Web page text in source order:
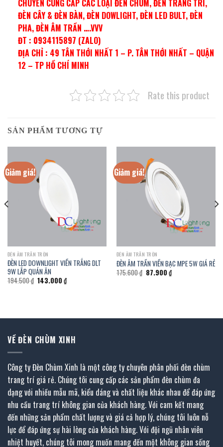
CHUYÊN CUNG CẤP CÁC LOẠI ĐÈN CHÙM, ĐÈN TRANG TRÍ,
ĐÈN CÂY & ĐÈN BÀN, ĐÈN DOWLIGHT, ĐÈN LED BULT, ĐÈN
PHA, ĐÈN ÂM TRẦN ….VVV
ĐT : 0934115897 (ZALO)
ĐỊA CHỈ : 49 TÂN THỚI NHẤT 1 – P. TÂN THỚI NHẤT – QUẬN
12 – TP HỒ CHÍ MINH
Rate this product
SẢN PHẨM TƯƠNG TỰ
Giảm giá!
ĐÈN ÂM TRẦN TRÒN
ĐÈN LED DOWNLIGHT VIỀN TRẮNG DLT
9W LẮP QUÁN ĂN
194.500₫ Giá
gốc
143.000 ₫Giá
hiện
Giảm giá!
ĐÈN ÂM TRẦN TRÒN
ĐÈN ÂM TRẦN VIỀN BẠC MPE 5W GIÁ RẺ
175.600₫ Giá
gốc
87.900 ₫Giá
hiện
VỀ ĐÈN CHÙM XINH
Công ty Đèn Chùm Xinh là một công ty chuyên phân phối đèn chùm
trang trí giá rẻ. Chúng tôi cung cấp các sản phẩm đèn chùm đa
dạng với nhiều mẫu mã, kiểu dáng và chất liệu khác nhau để đáp ứng
nhu cầu trang trí không gian của khách hàng. Với cam kết mang
đến những sản phẩm chất lượng và giá cả hợp lý, chúng tôi luôn nỗ
lực để đáp ứng sự hài lòng của khách hàng. Với đội ngũ nhân viên
nhiệt huyết, chúng tôi mong muốn mang đến một không gian sống